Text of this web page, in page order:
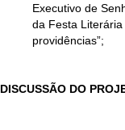
Executivo de
da Festa
providências”;
DISCUSSÃO DO